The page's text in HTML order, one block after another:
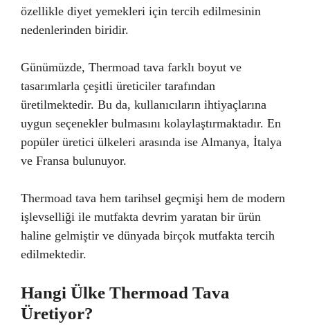
özellikle diyet yemekleri için tercih edilmesinin
nedenlerinden biridir.
Günümüzde, Thermoad tava farklı boyut ve
tasarımlarla çeşitli üreticiler tarafından
üretilmektedir. Bu da, kullanıcıların ihtiyaçlarına
uygun seçenekler bulmasını kolaylaştırmaktadır. En
popüler üretici ülkeleri arasında ise Almanya, İtalya
ve Fransa bulunuyor.
Thermoad tava hem tarihsel geçmişi hem de modern
işlevselliği ile mutfakta devrim yaratan bir ürün
haline gelmiştir ve dünyada birçok mutfakta tercih
edilmektedir.
Hangi Ülke Thermoad Tava
Üretiyor?